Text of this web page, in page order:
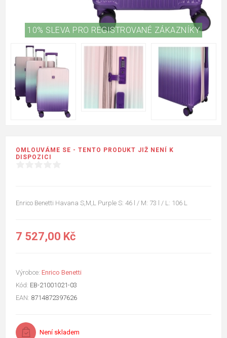
10% SLEVA PRO REGISTROVANÉ ZÁKAZNÍKY
OMLOUVÁME SE - TENTO PRODUKT JIŽ NENÍ K
DISPOZICI
Enrico Benetti Havana S,M,L Purple S: 46 l / M: 73 l / L: 106 L
7 527,00 Kč
Výrobce: Enrico Benetti
Kód: EB-21001021-03
EAN: 8714872397626
Není skladem